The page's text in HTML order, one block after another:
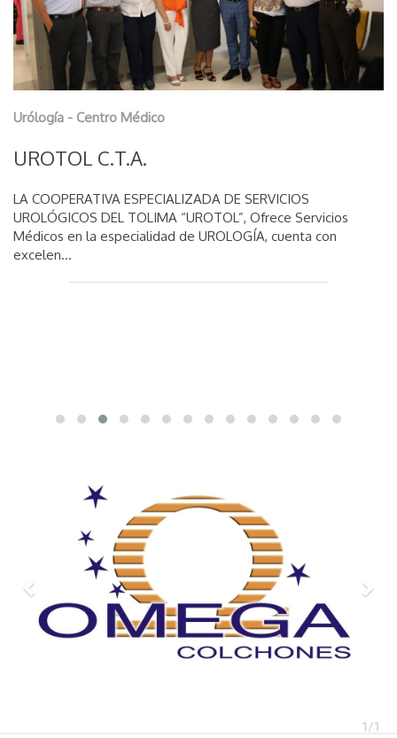
Urólogía - Centro Médico
UROTOL C.T.A.
LA COOPERATIVA ESPECIALIZADA DE SERVICIOS
UROLÓGICOS DEL TOLIMA “UROTOL”, Ofrece Servicios
Médicos en la especialidad de UROLOGÍA, cuenta con
excelen...